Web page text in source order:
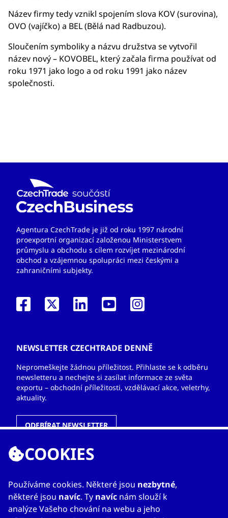
Název firmy tedy vznikl spojením slova KOV (surovina),
OVO (vajíčko) a BEL (Bělá nad Radbuzou).
Sloučením symboliky a názvu družstva se vytvořil
název nový – KOVOBEL, který začala firma používat od
roku 1971 jako logo a od roku 1991 jako název
společnosti.
Agentura CzechTrade je již od roku 1997 národní
proexportní organizací založenou Ministerstvem
průmyslu a obchodu s cílem rozvíjet mezinárodní
obchod a vzájemnou spolupráci mezi českými a
zahraničními subjekty.
NEWSLETTER CZECHTRADE DENNĚ
Nepromeškejte žádnou příležitost. Přihlaste se k odběru
newsletteru a nechejte si zasílat informace ze světa
exportu – obchodní příležitosti, vzdělávací akce, veletrhy,
aktuality.
ODEBÍRAT NEWSLETTER
ODKAZY
O nás
Zahraniční kanceláře
COOKIES
Používáme cookies. Některé jsou nezbytné,
některé jsou navíc. Ty navíc nám slouží k
analýze Vašeho chování na webu a jeho